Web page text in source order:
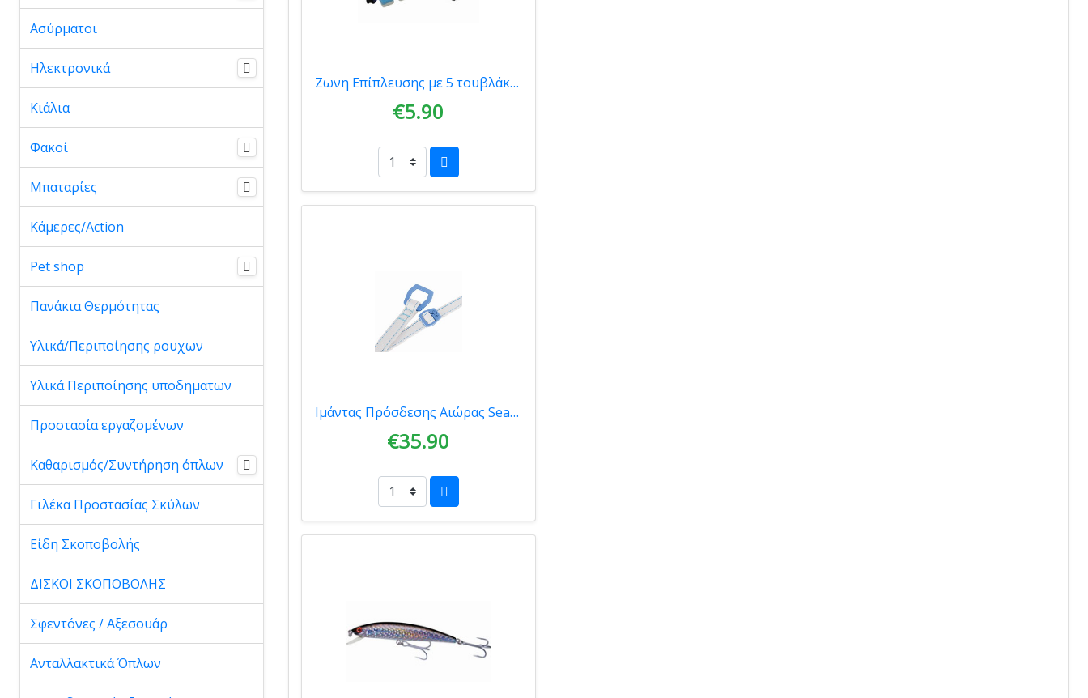
Ζωνη Επίπλευσης με 5 τουβλάκια 66255
€5.90
Ιμάντας Πρόσδεσης Αιώρας Seatosummit Ultra Light Suspension Strap 2.5m x 15mm
€35.90
Ασύρματοι
Ηλεκτρονικά
Κιάλια
Φακοί
Μπαταρίες
Κάμερες/Action
Pet shop
Πανάκια Θερμότητας
Υλικά/Περιποίησης ρουχων
Υλικά Περιποίησης υποδηματων
Προστασία εργαζομένων
Καθαρισμός/Συντήρηση όπλων
Γιλέκα Προστασίας Σκύλων
Είδη Σκοποβολής
ΔΙΣΚΟΙ ΣΚΟΠΟΒΟΛΗΣ
Σφεντόνες / Αξεσουάρ
Ανταλλακτικά Όπλων